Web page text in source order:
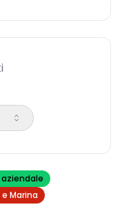
Marina